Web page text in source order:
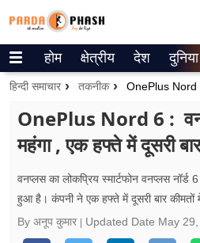
Trending on Google News
वेब स्टोरीज
उत्तर प्रदेश
गैलरी
होम क्षेत्रीय देश दुनिया
हिन्दी समाचार तकनीक
OnePlus Nord 6 :
महंगा , एक हफ्ते में दूसरी
वनप्लस का लोकप्रिय स्मार्टफोन वनप्लस नॉर्ड
हुआ है। कंपनी ने एक हफ्ते में दूसरी बार कीमतों
By अनूप कुमार
Updated Date May